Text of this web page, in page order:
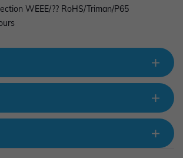
WEEE/?? RoHS/Triman/P65